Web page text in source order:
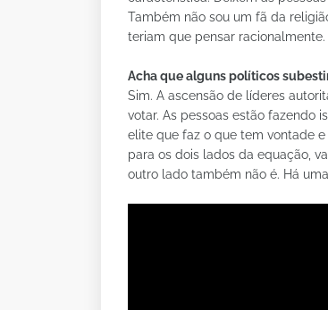
Também não sou um fã da
teriam que pensar racionalmente.
Acha que alguns políticos
Sim. A ascensão de líderes
votar. As pessoas estão fazendo
elite que faz o que tem vontade
para os dois lados da equação,
outro lado também não é. Há